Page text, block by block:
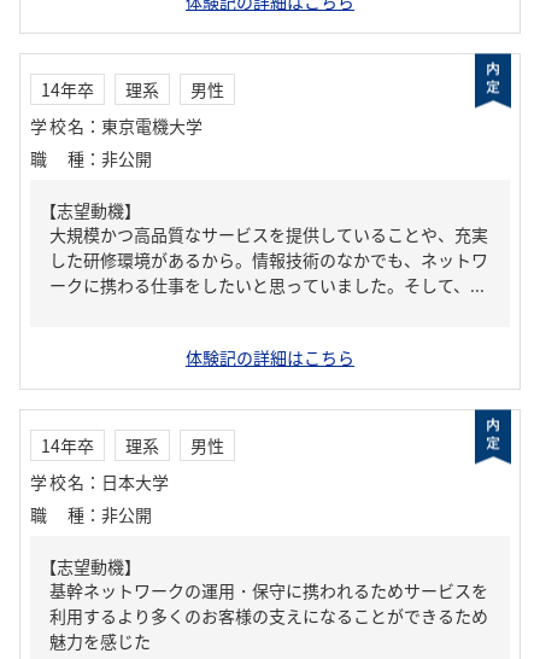
14年卒 理系
男性
学校名 ： 東京電機大学
職種 ： 非公開
【志望動機】
大規模かつ高品質なサービスを提供していることや、充実
した研修環境があるから。情報技術のなかでも、ネットワ
ークに携わる仕事をしたいと思っていました。そして、...
体験記の詳細はこちら
14年卒 理系
男性
学校名 ： 日本大学
職種 ： 非公開
【志望動機】
基幹ネットワークの運用・保守に携われるためサービスを
利用するより多くのお客様の支えになることができるため
魅力を感じた